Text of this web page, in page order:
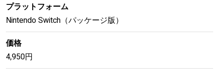
プラットフォーム
Nintendo Switch（パッケージ版）
価格
4,950円